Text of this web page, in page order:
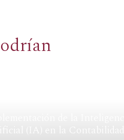
(IA) en la Contabilidad.